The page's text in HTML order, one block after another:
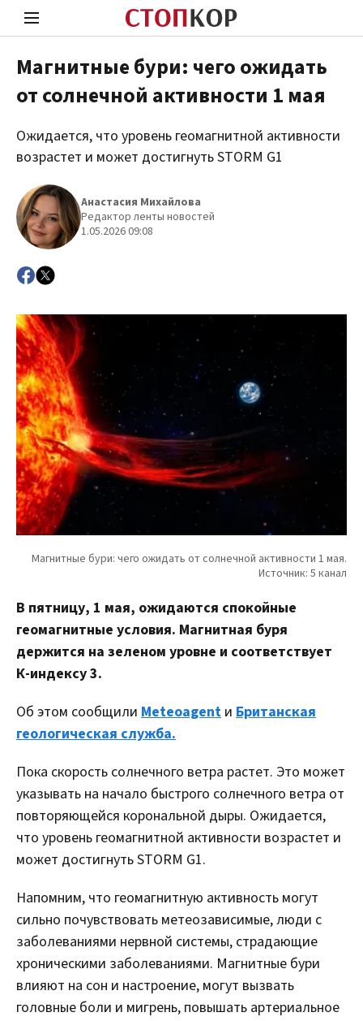
Стоп Политической Коррупции
Магнитные бури: чего ожидать
от солнечной активности 1 мая
Ожидается, что уровень геомагнитной активности
возрастет и может достигнуть STORM G1
Анастасия Михайлова
Редактор ленты новостей
1.05.2026 09:08
В пятницу, 1 мая, ожидаются спокойные
геомагнитные условия. Магнитная буря
держится на зеленом уровне и соответствует
К-индексу 3.
Об этом сообщили Meteoagent и Британская
геологическая служба.
Пока скорость солнечного ветра растет. Это может
указывать на начало быстрого солнечного ветра от
повторяющейся корональной дыры. Ожидается,
что уровень геомагнитной активности возрастет и
может достигнуть STORM G1.
Напомним, что геомагнитную активность могут
сильно почувствовать метеозависимые, люди с
заболеваниями нервной системы, страдающие
хроническими заболеваниями. Магнитные бури
влияют на сон и настроение, могут вызвать
головные боли и мигрень, повышать артериальное